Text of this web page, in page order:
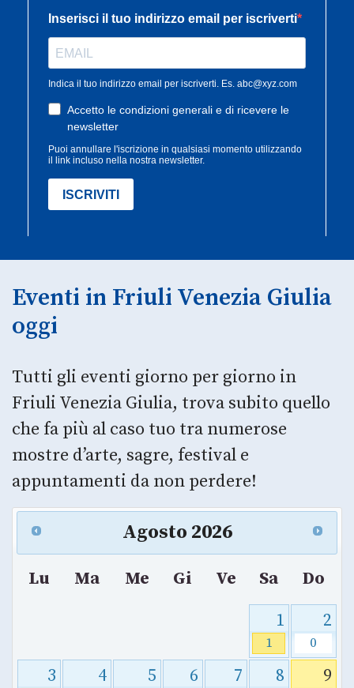
Eventi in Friuli Venezia Giulia
oggi
Tutti gli eventi giorno per giorno in
Friuli Venezia Giulia, trova subito quello
che fa più al caso tuo tra numerose
mostre d’arte, sagre, festival e
appuntamenti da non perdere!
Agosto 2026
Lu Ma Me Gi Ve Sa
Do
1
1
2
0
3 4 5 6 7 8 9